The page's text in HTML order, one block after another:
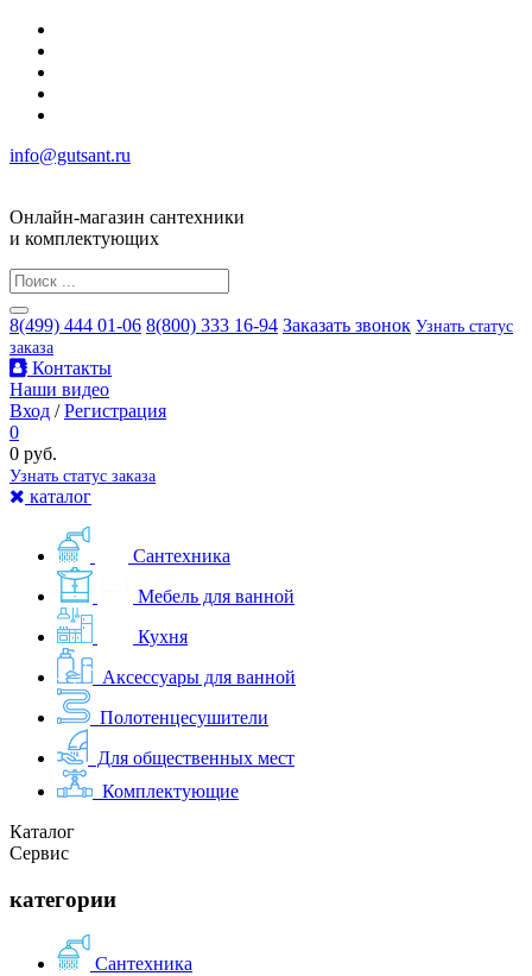
info@gutsant.ru
Онлайн-магазин сантехники
и комплектующих
8(499) 444 01-06 8(800) 333 16-94 Заказать звонок Узнать статус
заказа
Контакты
Наши видео
Вход /Регистрация
0
0 руб.
Узнать статус заказа
каталог
Сантехника
Мебель для ванной
Кухня
Аксессуары для ванной
Полотенцесушители
Для общественных мест
Комплектующие
Каталог
Сервис
категории
Сантехника